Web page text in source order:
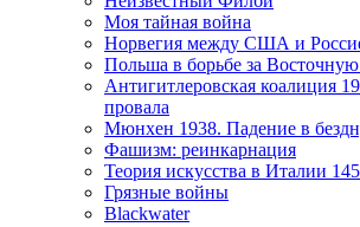
Моя тайная война
Норвегия между США и
Польша в борьбе за
Антигитлеровская коалиция
провала
Мюнхен 1938. Падение в
Фашизм: реинкарнация
Теория искусства в Италии
Грязные войны
Blackwater